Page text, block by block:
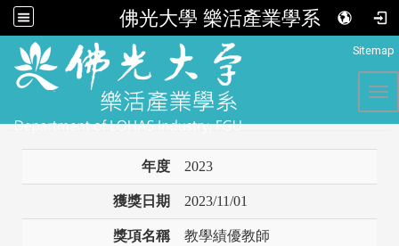
佛光大學 樂活產業學系
Sitemap
年度 2023
獲獎日期 2023/11/01
獎項名稱 教學績優教師